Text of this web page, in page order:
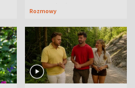
zapowiada
Rozmowy